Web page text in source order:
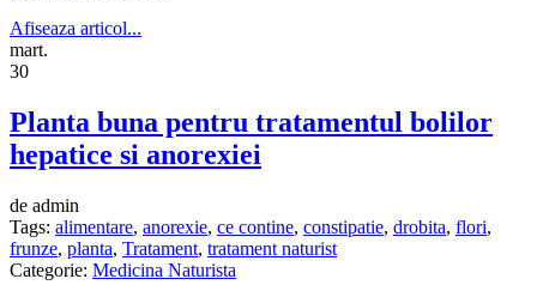
Afiseaza articol...
mart.
30
Planta buna pentru tratamentul bolilor
hepatice si anorexiei
de admin
Tags: alimentare, anorexie, ce contine, constipatie, drobita, flori,
frunze, planta, Tratament, tratament naturist
Categorie: Medicina Naturista